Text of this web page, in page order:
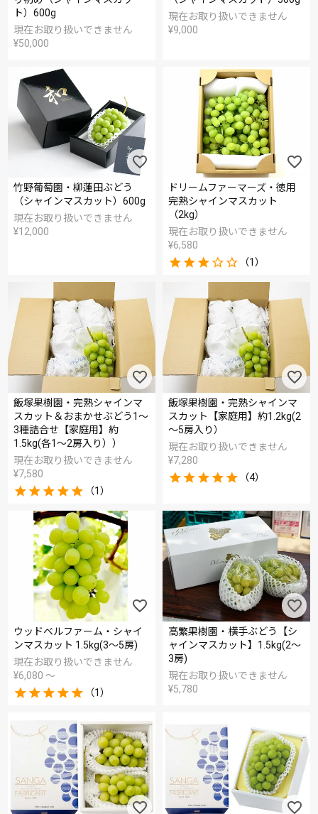
ト）600g
現在お取り扱いできません
¥50,000
現在お取り扱いできません
¥9,000
竹野葡萄園・柳蓮田ぶどう
（シャインマスカット）600g
現在お取り扱いできません
¥12,000
ドリームファーマーズ・徳用
完熟シャインマスカット
（2kg）
現在お取り扱いできません
¥6,580
（1）
飯塚果樹園・完熟シャインマ
スカット＆おまかせぶどう1～
3種詰合せ【家庭用】約
1.5kg(各1～2房入り））
現在お取り扱いできません
¥7,580
（1）
飯塚果樹園・完熟シャインマ
スカット【家庭用】約1.2kg(2
～5房入り）
現在お取り扱いできません
¥7,280
（4）
ウッドベルファーム・シャイ
ンマスカット 1.5kg(3～5房)
現在お取り扱いできません
¥6,080 〜
（1）
高繁果樹園・横手ぶどう【シ
ャインマスカット】1.5kg(2～
3房)
現在お取り扱いできません
¥5,780